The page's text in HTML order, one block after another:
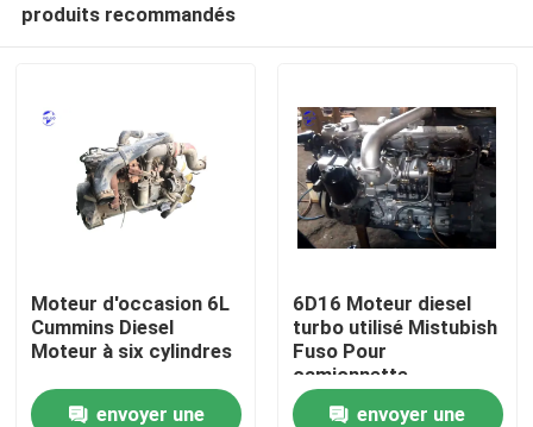
Aperçu
Produits
produits recommandés
Moteur d'occasion 6L
Cummins Diesel
Moteur à six cylindres
envoyer une
6D16 Moteur diesel
turbo utilisé Mistubish
Fuso Pour
camionnette
envoyer une